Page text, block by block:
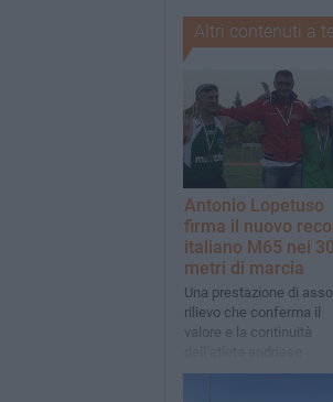
Altri contenuti a
Antonio Lopetuso
firma il nuovo
italiano M65 nei
metri di marcia
Una prestazione di
rilievo che conferma il
valore e la continuità